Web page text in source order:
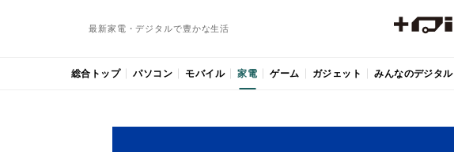
最新家電・デジタルで豊かな生活
総合トップ パソコン モバイル 家電 ゲーム ガジェット みんなのデジタル